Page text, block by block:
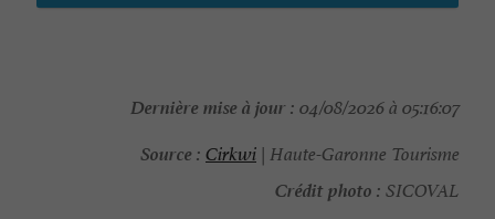
Dernière mise à jour : 04/08/2026 à 05:16:07
Source : Cirkwi | Haute-Garonne Tourisme
Crédit photo : SICOVAL